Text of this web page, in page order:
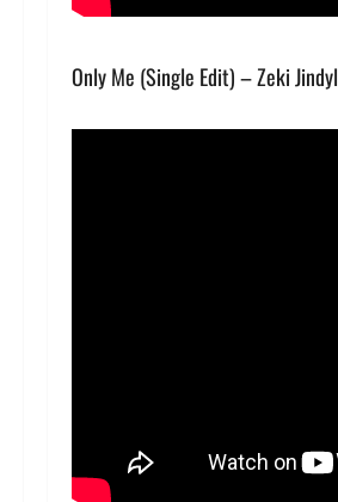
Only Me (Single Edit) – Zeki Jindyl